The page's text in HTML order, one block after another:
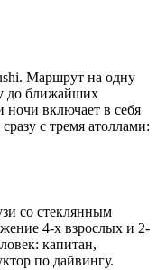
Маршрут на одну
до ближайших
ночи включает в себя
с тремя атоллами:
со стеклянным
4-х взрослых и 2-
капитан,
по дайвингу.